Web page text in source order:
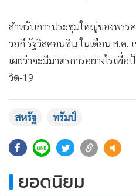
สำหรับการประชุมใหญ่ของพรร
วอกี รัฐวิสคอนซิน ในเดือน ส.ค.
เผยว่าจะมีมาตรการอย่างไรเพื่อ
วิด-19
สหรัฐ ทรัมป์
ยอดนิยม